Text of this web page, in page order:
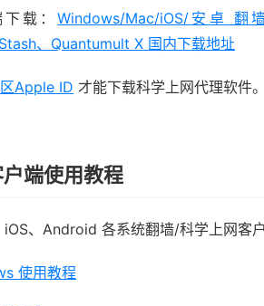
下载：Windows/Mac/iOS/安卓 翻
、Quantumult X 国内下载地址
Apple ID 才能下载科学上网代理软件。
端使用教程
、Android 各系统翻墙/科学上网客户
使用教程